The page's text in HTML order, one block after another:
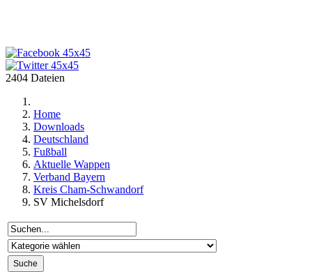
2404 Dateien
Home
Downloads
Deutschland
Fußball
Aktuelle Wappen
Verband Bayern
Kreis Cham-Schwandorf
SV Michelsdorf